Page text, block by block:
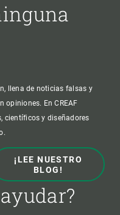
llena de noticias falsas y
opiniones. En CREAF
científicos y diseñadores
¡LEE NUESTRO
BLOG!